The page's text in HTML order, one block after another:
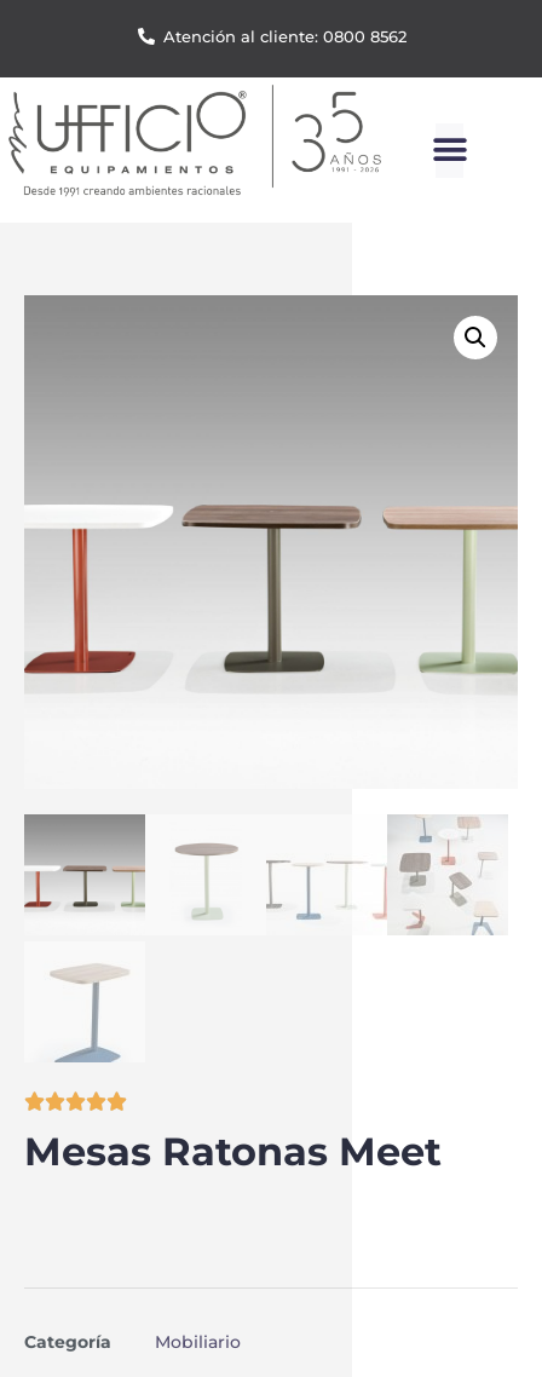
Atención al cliente: 0800 8562

Mesas Ratonas Meet
Categoría Mobiliario